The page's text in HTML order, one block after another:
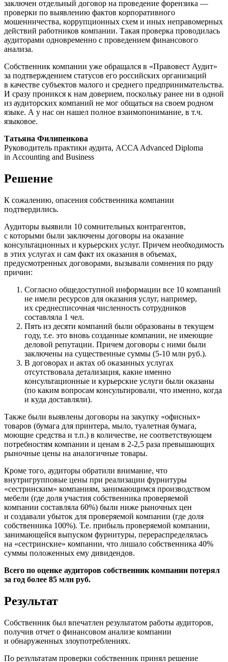
заключен отдельный договор на проведение форензика —
проверки по выявлению фактов корпоративного
мошенничества, коррупционных схем и иных неправомерных
действий работников компании. Такая проверка проводилась
аудиторами одновременно с проведением финансового
анализа.
Собственник компании уже обращался в «Правовест Аудит»
за подтверждением статусов его российских организаций
в качестве субъектов малого и среднего предпринимательства.
И сразу проникся к нам доверием, поскольку ранее ни в одной
из аудиторских компаний не мог общаться на своем родном
языке. А у нас он нашел полное взаимопонимание, в т.ч.
языковое.
Татьяна Филипенкова
Руководитель практики аудита, ACCA Advanced Diploma
in Accounting and Business
Решение
К сожалению, опасения собственника компании
подтвердились.
Аудиторы выявили 10 сомнительных контрагентов,
с которыми были заключены договоры на оказание
консультационных и курьерских услуг. Причем необходимость
в этих услугах и сам факт их оказания в объемах,
предусмотренных договорами, вызывали сомнения по ряду
причин:
Согласно общедоступной информации все 10 компаний
не имели ресурсов для оказания услуг, например,
их среднесписочная численность сотрудников
составляла 1 чел.
Пять из десяти компаний были образованы в текущем
году, т.е. это вновь созданные компании, не имеющие
деловой репутации. Причем договоры с ними были
заключены на существенные суммы (5-10 млн руб.).
В договорах и актах об оказанных услугах
отсутствовала детализация, какие именно
консультационные и курьерские услуги были оказаны
(по каким вопросам консультировали, что именно, когда
и куда доставляли).
Также были выявлены договоры на закупку «офисных»
товаров (бумага для принтера, мыло, туалетная бумага,
моющие средства и т.п.) в количестве, не соответствующем
потребностям компании и ценам в 2-2,5 раза превышающих
рыночные цены на аналогичные товары.
Кроме того, аудиторы обратили внимание, что
внутригрупповые цены при реализации фурнитуры
«сестринским» компаниям, занимающимся производством
мебели (где доля участия собственника проверяемой
компании составляла 60%) были ниже рыночных цен
и создавали убыток для проверяемой компании (где доля
собственника 100%). Т.е. прибыль проверяемой компании,
занимающейся выпуском фурнитуры, перераспределялась
на «сестринские» компании, что лишало собственника 40%
суммы положенных ему дивидендов.
Всего по оценке аудиторов собственник компании потерял
за год более 85 млн руб.
Результат
Собственник был впечатлен результатом работы аудиторов,
получив отчет о финансовом анализе компании
и обнаруженных злоупотреблениях.
По результатам проверки собственник принял решение